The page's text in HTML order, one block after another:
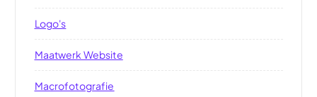
Logo's
Maatwerk Website
Macrofotografie